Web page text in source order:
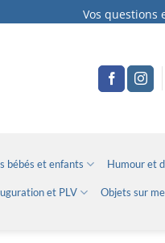
Vos questions
bébés et enfants Humour et
et PLV
Objets sur